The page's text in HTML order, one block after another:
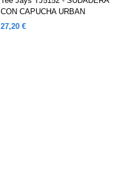
CON CAPUCHA URBAN
27,20 €